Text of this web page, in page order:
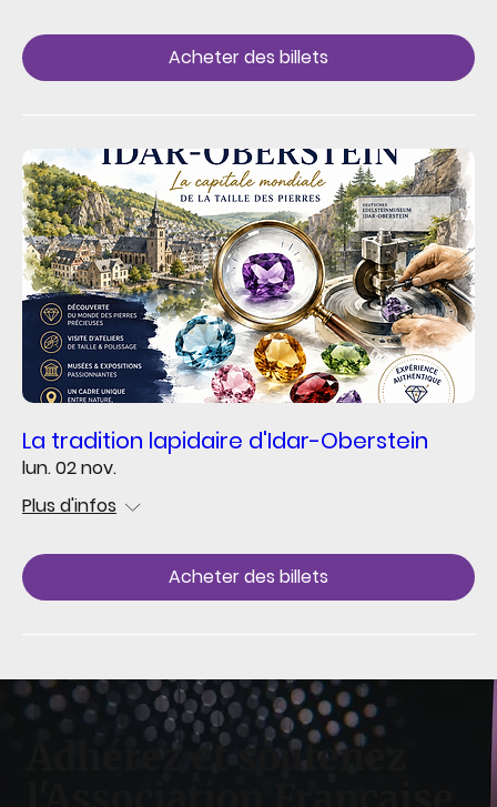
Acheter des billets
La tradition lapidaire d'Idar-Oberstein
lun. 02 nov.
Plus d'infos
Acheter des billets
Adhérez et soutenez